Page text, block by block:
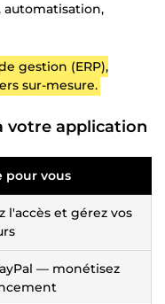
gestion (ERP),
sur-mesure.
votre application
pour vous
l'accès et gérez vos
— monétisez